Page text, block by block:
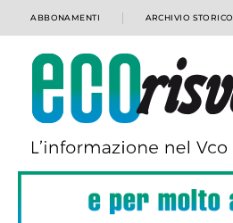
ABBONAMENTI ARCHIVIO STORICO